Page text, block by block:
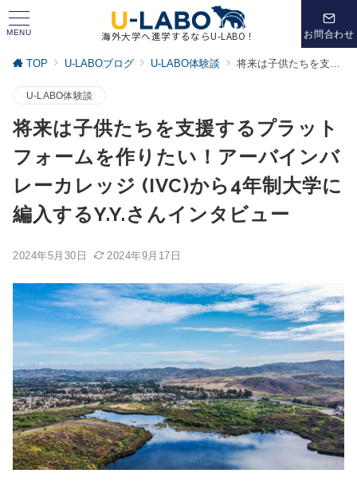
MENU 海外大学へ進学するならU-LABO！ お問合わせ
TOP U-LABOブログ U-LABO体験談 将来は子供たちを支援するプラットフォームを作りたい！アーバインバレーカレッジ (IVC)から4年制大学に編入するY.Y.さんインタビュー
U-LABO体験談
将来は子供たちを支援するプラット
フォームを作りたい！アーバインバ
レーカレッジ (IVC)から4年制大学に
編入するY.Y.さんインタビュー
2024年5月30日 2024年9月17日